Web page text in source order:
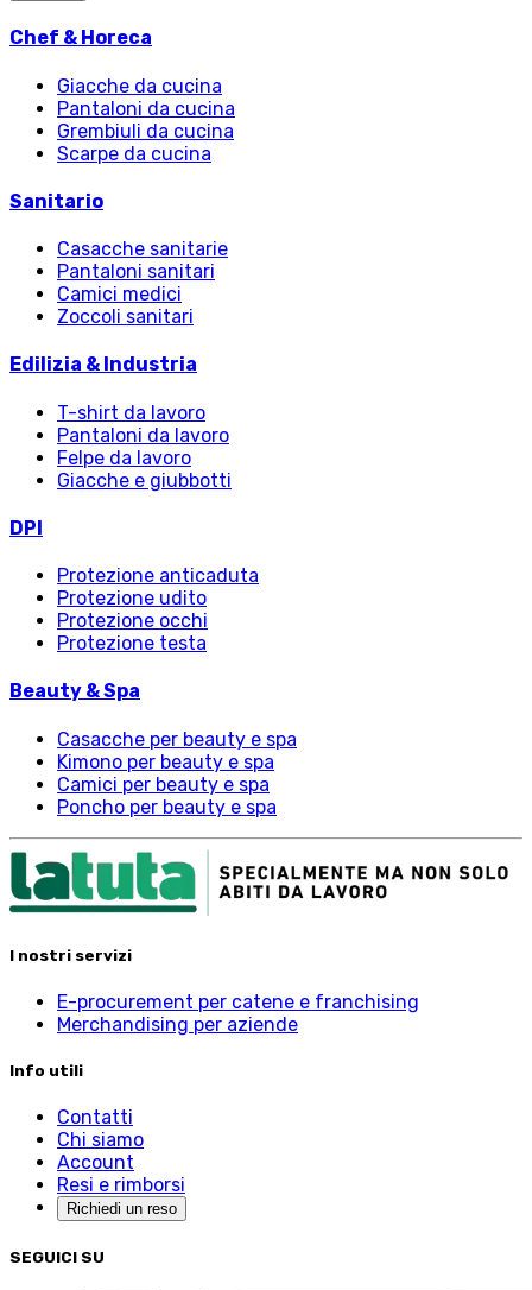
Chef & Horeca
Giacche da cucina
Pantaloni da cucina
Grembiuli da cucina
Scarpe da cucina
Sanitario
Casacche sanitarie
Pantaloni sanitari
Camici medici
Zoccoli sanitari
Edilizia & Industria
T-shirt da lavoro
Pantaloni da lavoro
Felpe da lavoro
Giacche e giubbotti
DPI
Protezione anticaduta
Protezione udito
Protezione occhi
Protezione testa
Beauty & Spa
Casacche per beauty e spa
Kimono per beauty e spa
Camici per beauty e spa
Poncho per beauty e spa
I nostri servizi
E-procurement per catene e franchising
Merchandising per aziende
Info utili
Contatti
Chi siamo
Account
Resi e rimborsi
Richiedi un reso
SEGUICI SU